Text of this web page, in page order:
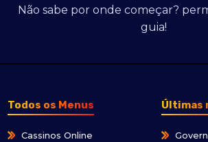
Não sabe por onde começar?
guia!
Todos os Menus
Cassinos Online
Últimas